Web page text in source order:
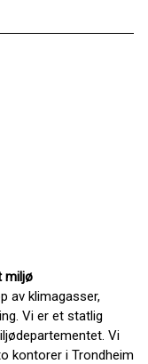
miljø
av klimagasser,
Vi er et statlig
Vi
kontorer i Trondheim